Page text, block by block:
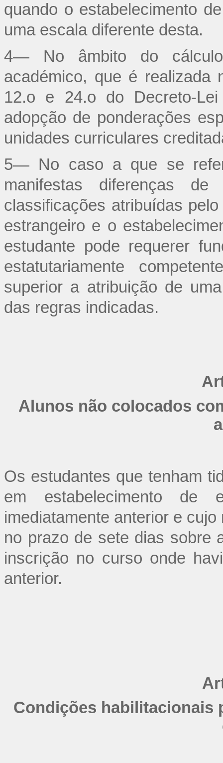
quando o estabelecimento
uma escala diferente desta.
4— No âmbito do
académico, que é realizada
12.o e 24.o do Decreto-
adopção de ponderações
unidades curriculares
5— No caso a que se
manifestas diferenças
classificações atribuídas
estrangeiro e o
estudante pode requerer
estatutariamente
superior a atribuição de
das regras indicadas.
Alunos não colocados
Os estudantes que tenham
em estabelecimento de
imediatamente anterior e
no prazo de sete dias sobre
inscrição no curso onde
anterior.
Condições habilitacionais